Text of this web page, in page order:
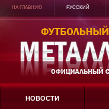
НА ГЛАВНУЮ РУССКИЙ
НОВОСТИ